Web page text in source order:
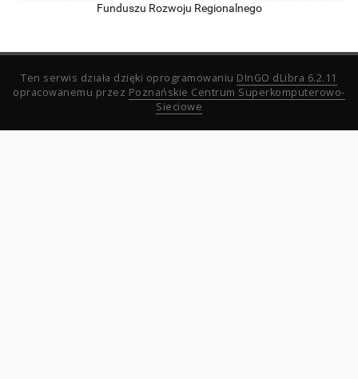
Funduszu Rozwoju Regionalnego
Ten serwis działa dzięki oprogramowaniu DInGO dLibra 6.2.11
opracowanemu przez Poznańskie Centrum Superkomputerowo-
Sieciowe